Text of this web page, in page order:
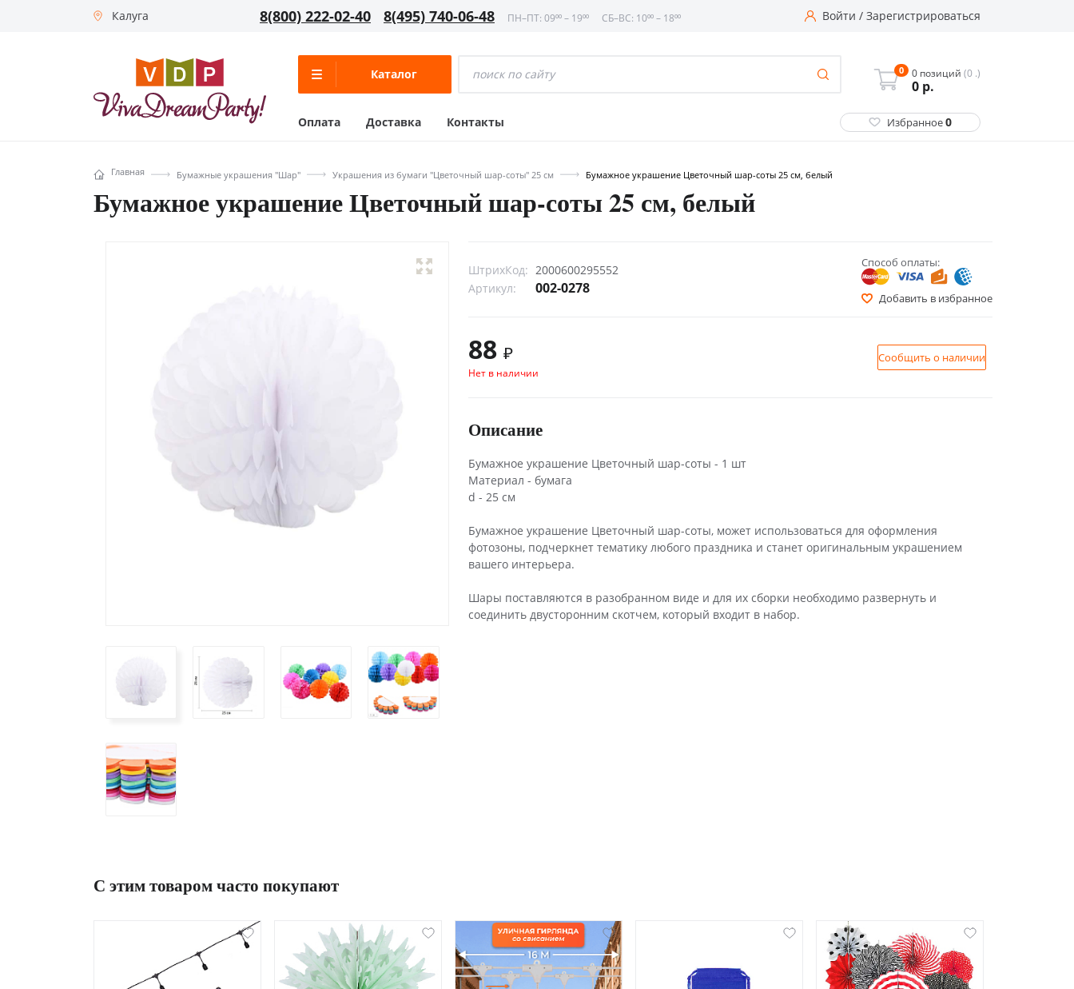
Калуга 8(800) 222-02-40 8(495) 740-06-48 ПН–ПТ: 09⁰⁰ – 19⁰⁰ СБ–ВС: 10⁰⁰ – 18⁰⁰ Войти / Зарегистрироваться
Каталог 0 0 позиций (0 .)
0 р.
Оплата Доставка Контакты Избранное0
Главная Бумажные украшения "Шар" Украшения из бумаги "Цветочный шар-соты" 25 см Бумажное украшение Цветочный шар-соты 25 см, белый
Бумажное украшение Цветочный шар-соты 25 см, белый
ШтрихКод: 2000600295552
Артикул:
002-0278
Способ оплаты:
Добавить в избранное
88 ₽
Нет в наличии
Сообщить о наличии
Описание
Бумажное украшение Цветочный шар-соты - 1 шт
Материал - бумага
d - 25 см
Бумажное украшение Цветочный шар-соты, может использоваться для оформления
фотозоны, подчеркнет тематику любого праздника и станет оригинальным украшением
вашего интерьера.
Шары поставляются в разобранном виде и для их сборки необходимо развернуть и
соединить двусторонним скотчем, который входит в набор.
С этим товаром часто покупают